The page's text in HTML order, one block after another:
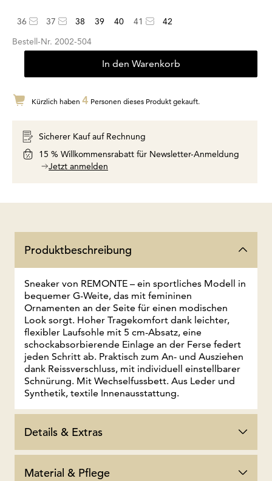
36 37 38 39 40 41
42
Bestell-Nr. 2002-504
In den Warenkorb
Kürzlich haben 4 Personen dieses Produkt gekauft.
Sicherer Kauf auf Rechnung
15 % Willkommensrabatt für Newsletter-Anmeldung
Jetzt anmelden
Produktbeschreibung
Sneaker von REMONTE – ein sportliches Modell in
bequemer G-Weite, das mit femininen
Ornamenten an der Seite für einen modischen
Look sorgt. Hoher Tragekomfort dank leichter,
flexibler Laufsohle mit 5 cm-Absatz, eine
schockabsorbierende Einlage an der Ferse federt
jeden Schritt ab. Praktisch zum An- und Ausziehen
dank Reissverschluss, mit individuell einstellbarer
Schnürung. Mit Wechselfussbett. Aus Leder und
Synthetik, textile Innenausstattung.
Details & Extras
Material & Pflege